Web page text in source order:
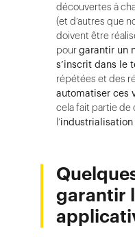
découvertes à
(et d’autres que
doivent être
pourgarantir un
s’inscrit dans le
répétées et des
automatiser ces
cela fait partie de
l’
garantir